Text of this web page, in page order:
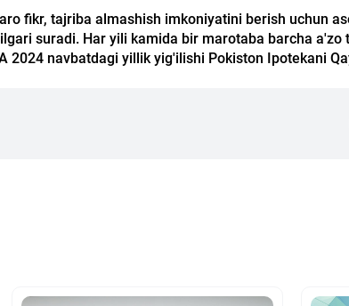
fikr, tajriba almashish imkoniyatini berish uchun
suradi. Har yili kamida bir marotaba barcha a'zo
navbatdagi yillik yig'ilishi Pokiston Ipotekani